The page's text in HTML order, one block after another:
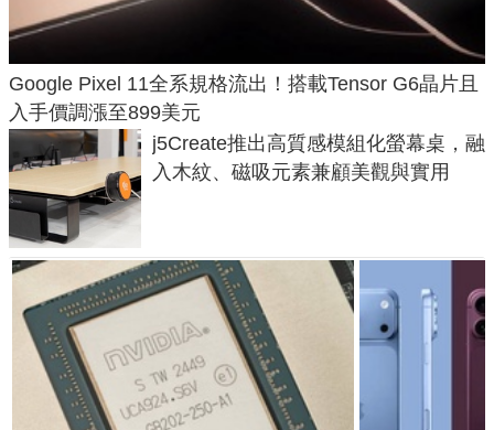
Google Pixel 11全系規格流出！搭載Tensor G6晶片且
入手價調漲至899美元
j5Create推出高質感模組化螢幕桌，融
入木紋、磁吸元素兼顧美觀與實用